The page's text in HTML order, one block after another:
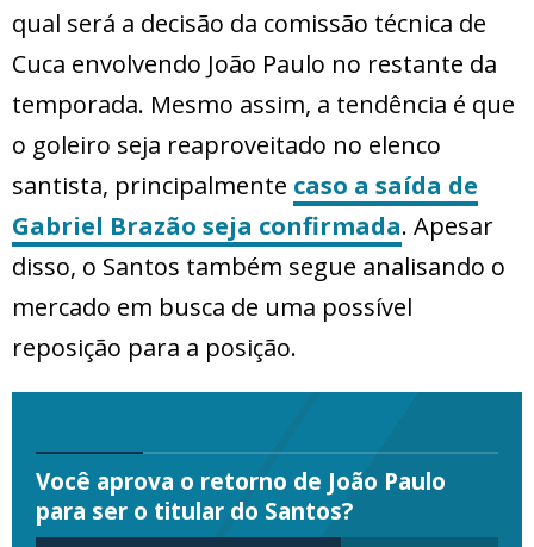
qual será a decisão da comissão técnica de
Cuca envolvendo João Paulo no restante da
temporada. Mesmo assim, a tendência é que
o goleiro seja reaproveitado no elenco
santista, principalmente caso a saída de
Gabriel Brazão seja confirmada. Apesar
disso, o Santos também segue analisando o
mercado em busca de uma possível
reposição para a posição.
Você aprova o retorno de João Paulo
para ser o titular do Santos?